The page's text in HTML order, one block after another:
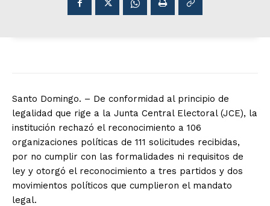
Santo Domingo. – De conformidad al principio de
legalidad que rige a la Junta Central Electoral (JCE), la
institución rechazó el reconocimiento a 106
organizaciones políticas de 111 solicitudes recibidas,
por no cumplir con las formalidades ni requisitos de
ley y otorgó el reconocimiento a tres partidos y dos
movimientos políticos que cumplieron el mandato
legal.